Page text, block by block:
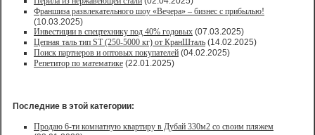
Франшиза развлекательного шоу «Вечера» – бизнес с прибылью!
(10.03.2025)
Инвестиции в спецтехнику под 40% годовых (07.03.2025)
Цепная таль тип ST (250-5000 кг) от КранШталь (14.02.2025)
Поиск партнеров и оптовых покупателей (04.02.2025)
Репетитор по математике (22.01.2025)
Последние в этой категории:
Продаю 6-ти комнатную квартиру в Дубай 330м2 со своим пляжем